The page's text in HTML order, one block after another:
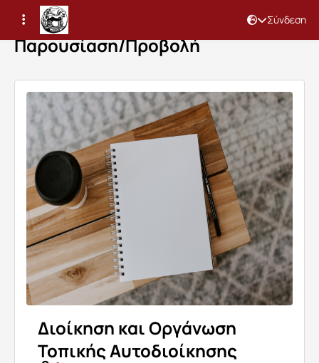
Σύνδεση
Παρουσίαση/Προβολή
Διοίκηση και Οργάνωση
Τοπικής Αυτοδιοίκησης